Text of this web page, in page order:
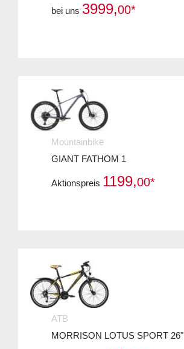
bei uns 3999,00*
Mountainbike
GIANT FATHOM 1
Aktionspreis 1199,00*
ATB
MORRISON LOTUS SPORT 26"